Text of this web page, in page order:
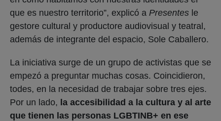
que es nuestro territorio”, explicó a Presentes le
gestore cultural y productore audiovisual y teatral,
además de integrante del espacio, Sole Caballero.
La iniciativa surge de un grupo de activistas que se
empezó a preguntar muchas cosas. Coincidieron,
todes, en la necesidad de trabajar sobre tres ejes.
Por un lado, la accesibilidad a la cultura y al arte
que tienen las personas LGBTINB+ en ese